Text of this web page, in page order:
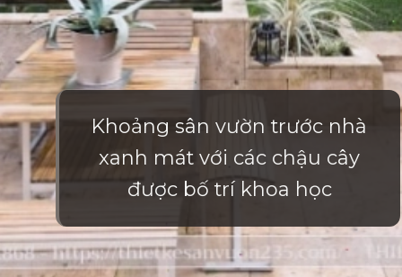
Khoảng sân vườn trước nhà
xanh mát với các chậu cây
được bố trí khoa học